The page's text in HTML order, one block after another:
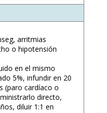
arritmias
o hipotensión
en el mismo
5%, infundir en 20
(paro cardíaco o
directo,
diluir 1:1 en